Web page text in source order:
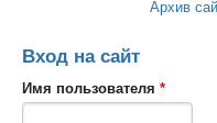
Архив
Вход на сайт
Имя пользователя *